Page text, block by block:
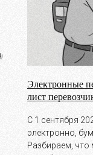
Электронные
лист
С 1 сентября
электронно,
Разбираем, что